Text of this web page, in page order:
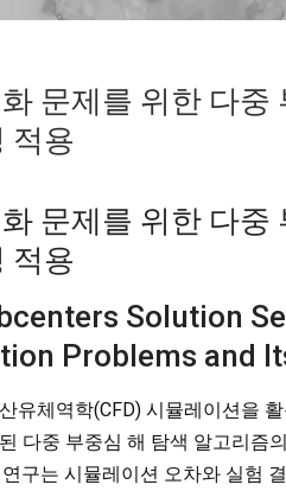
문제를 위한 다
적용
문제를 위한 다
적용
Solution
Problems and
유체역학(CFD) 시뮬레이션을
다중 부중심 해 탐색 알고리즘
구는 시뮬레이션 오차와 실험